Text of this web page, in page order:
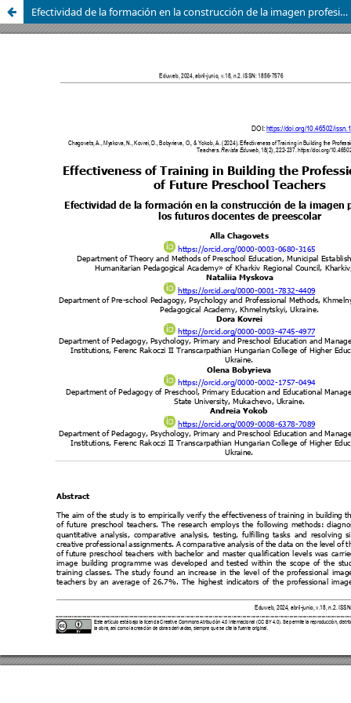
Efectividad de la formación en la construcción de la imagen profesional de los futuros docentes de preescolar